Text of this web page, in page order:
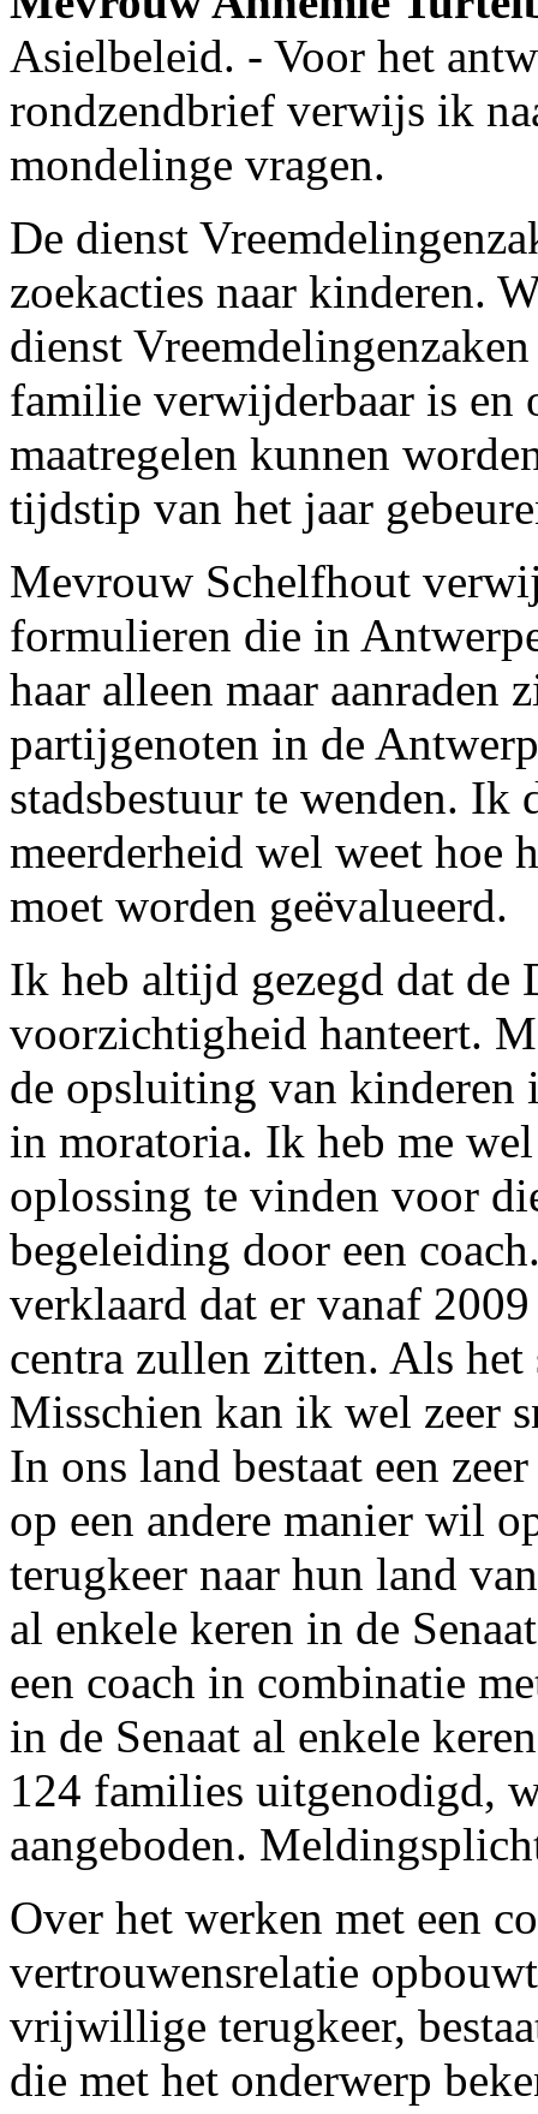
Asielbeleid. - Voor het
rondzendbrief verwijs ik
mondelinge vragen.
De dienst
zoekacties naar kinderen.
dienst
familie verwijderbaar is en
maatregelen kunnen
tijdstip van het jaar
Mevrouw Schelfhout
formulieren die in
haar alleen maar aanraden
partijgenoten in de
stadsbestuur te wenden. Ik
meerderheid wel weet hoe
moet worden geëvalueerd.
Ik heb altijd gezegd dat de
voorzichtigheid hanteert.
de opsluiting van kinderen
in moratoria. Ik heb me wel
oplossing te vinden voor
begeleiding door een
verklaard dat er vanaf
centra zullen zitten. Als het
Misschien kan ik wel zeer
In ons land bestaat een
op een andere manier wil
terugkeer naar hun land
al enkele keren in de
een coach in combinatie
in de Senaat al enkele
124 families uitgenodigd,
aangeboden.
Over het werken met een
vertrouwensrelatie
vrijwillige terugkeer,
die met het onderwerp